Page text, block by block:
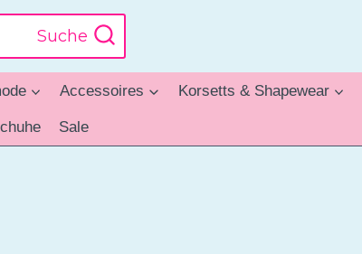
Suche
Accessoires Korsetts & Shapewear
Sale